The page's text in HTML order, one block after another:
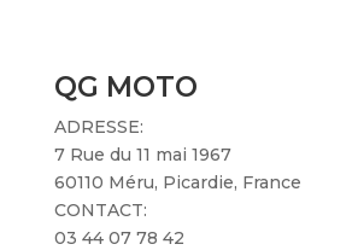
QG MOTO
ADRESSE:
7 Rue du 11 mai 1967
60110 Méru, Picardie, France
CONTACT:
03 44 07 78 42